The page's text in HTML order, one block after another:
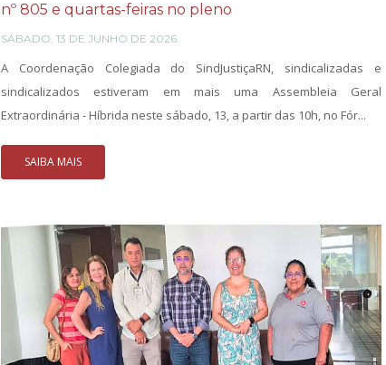
nº 805 e quartas-feiras no pleno
SÁBADO, 13 DE JUNHO DE 2026.
A Coordenação Colegiada do SindJustiçaRN, sindicalizadas e
sindicalizados estiveram em mais uma Assembleia Geral
Extraordinária - Híbrida neste sábado, 13, a partir das 10h, no Fór...
SAIBA MAIS